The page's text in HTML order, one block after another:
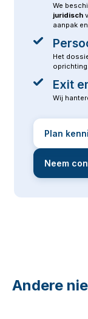
We
juridisch
aanpak
Het
oprichting.
Exit
Wij
Neem
Plan
Andere